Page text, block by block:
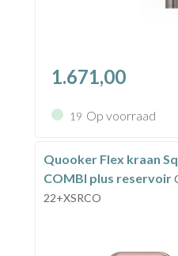
1.671,00
19 Op voorraad
Quooker Flex kraan
COMBI plus reservoir
22+XSRCO